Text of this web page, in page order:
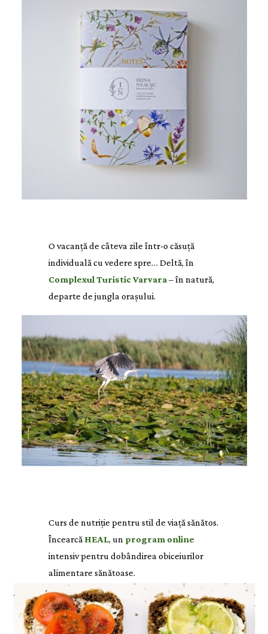
O vacanță de câteva zile într-o căsuță
individuală cu vedere spre… Deltă, în
Complexul Turistic Varvara – în natură,
departe de jungla orașului.
Curs de nutriție pentru stil de viață sănătos.
Încearcă HEAL, un program online
intensiv pentru dobândirea obiceiurilor
alimentare sănătoase.